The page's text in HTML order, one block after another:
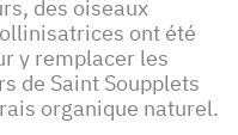
des oiseaux
ont été
y remplacer les
de Saint Soupplets
organique naturel.